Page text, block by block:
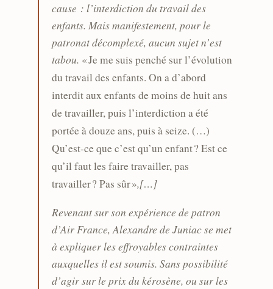
cause : l’interdiction du travail des
enfants. Mais manifestement, pour le
patronat décomplexé, aucun sujet n’est
tabou. « Je me suis penché sur l’évolution
du travail des enfants. On a d’abord
interdit aux enfants de moins de huit ans
de travailler, puis l’interdiction a été
portée à douze ans, puis à seize. (…)
Qu’est-ce que c’est qu’un enfant ? Est ce
qu’il faut les faire travailler, pas
travailler ? Pas sûr »,[…]
Revenant sur son expérience de patron
d’Air France, Alexandre de Juniac se met
à expliquer les effroyables contraintes
auxquelles il est soumis. Sans possibilité
d’agir sur le prix du kérosène, ou sur les